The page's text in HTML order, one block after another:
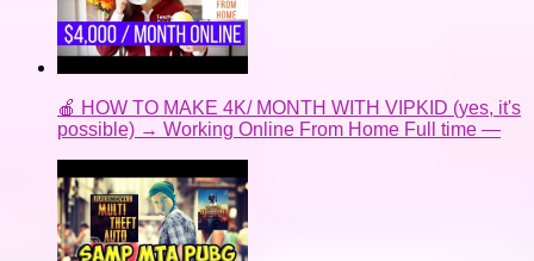
🍎 HOW TO MAKE 4K/ MONTH WITH VIPKID (yes, it's
possible) → Working Online From Home Full time —